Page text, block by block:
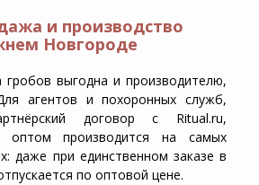
и производство
Новгороде
гробов выгодна и производителю,
агентов и похоронных служб,
договор с Ritual.ru,
оптом производится на самых
даже при единственном заказе в
по оптовой цене.